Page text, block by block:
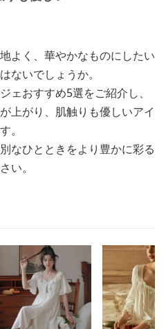
よく、華やかなものにしたい
ないでしょうか。
ェおすすめ5選をご紹介し、
上がり、肌触りも優しいアイ
。
なひとときをより豊かに彩る
い。